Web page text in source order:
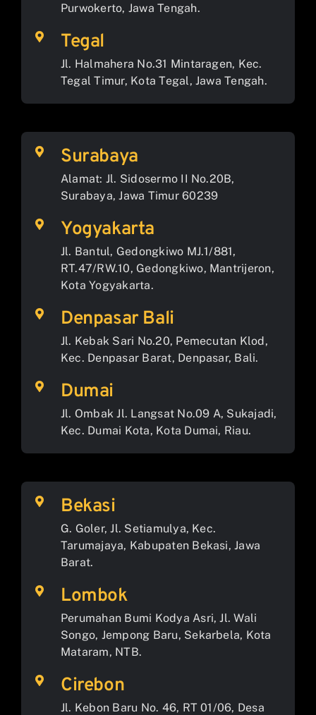
Purwokerto, Jawa Tengah.
Tegal
Jl. Halmahera No.31 Mintaragen, Kec.
Tegal Timur, Kota Tegal, Jawa Tengah.
Surabaya
Alamat: Jl. Sidosermo II No.20B,
Surabaya, Jawa Timur 60239
Yogyakarta
Jl. Bantul, Gedongkiwo MJ.1/881,
RT.47/RW.10, Gedongkiwo, Mantrijeron,
Kota Yogyakarta.
Denpasar Bali
Jl. Kebak Sari No.20, Pemecutan Klod,
Kec. Denpasar Barat, Denpasar, Bali.
Dumai
Jl. Ombak Jl. Langsat No.09 A, Sukajadi,
Kec. Dumai Kota, Kota Dumai, Riau.
Bekasi
G. Goler, Jl. Setiamulya, Kec.
Tarumajaya, Kabupaten Bekasi, Jawa
Barat.
Lombok
Perumahan Bumi Kodya Asri, Jl. Wali
Songo, Jempong Baru, Sekarbela, Kota
Mataram, NTB.
Cirebon
Jl. Kebon Baru No. 46, RT 01/06, Desa